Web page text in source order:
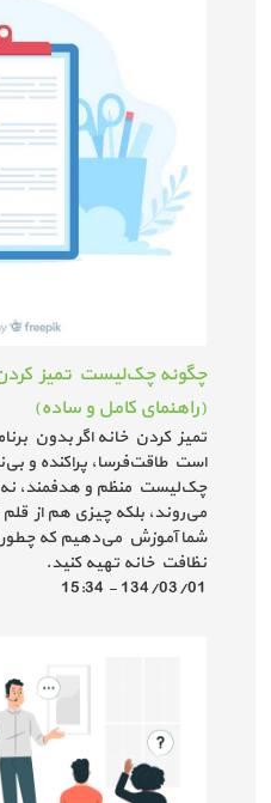
چگونه چک‌لیست تمیز
(راهنمای کامل و ساده)
تمیز کردن خانه اگر بدون
است طاقت‌فرسا، پراکنده و
چک‌لیست منظم و هدفمند، نه
می‌روند، بلکه چیزی هم از
شما آموزش می‌دهیم که
نظافت خانه تهیه کنید.
134/03/01 - 15:34